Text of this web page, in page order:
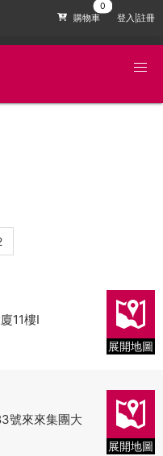
購物車 登入|註冊
11樓I
展開地圖
號來來集團大
展開地圖